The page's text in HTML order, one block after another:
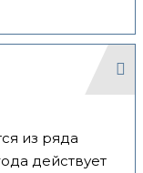
из ряда
действует